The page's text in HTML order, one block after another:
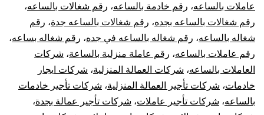
عاملات بالساعه، رقم خادمة بالساعه، رقم شغالات بالساعه،
رقم شغالات بالساعه بجده، رقم شغالات بالساعه جدة، رقم
شغاله بالساعه، رقم شغاله بالساعه في جده، رقم شغاله بساعه،
رقم عاملات بالساعه، رقم عاملة منزلية بالساعة، شركات
العاملات بالساعه، شركات العمالة المنزلية، شركات ايجار
خادمات، شركات تأجير العمالة المنزلية، شركات تأجير خادمات
بالساعه، شركات تأجير عاملات، شركات تأجير عمالة بجدة،